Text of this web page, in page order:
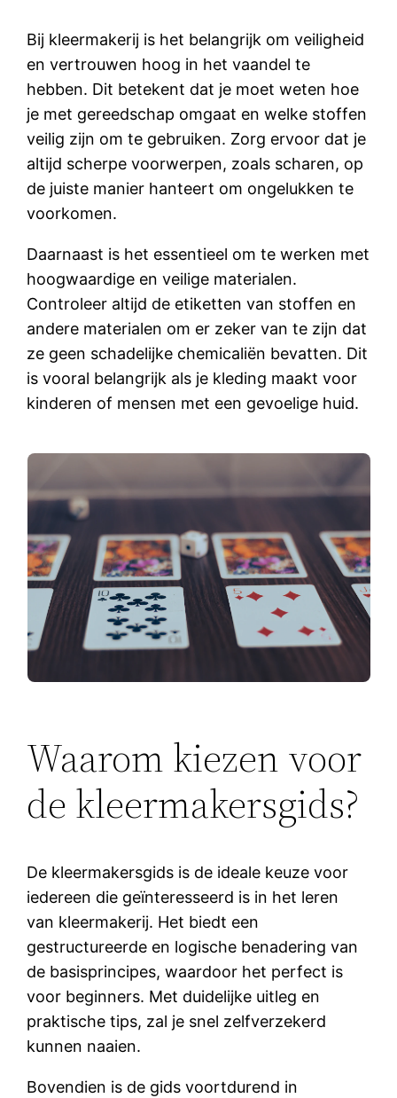
Bij kleermakerij is het belangrijk om veiligheid
en vertrouwen hoog in het vaandel te
hebben. Dit betekent dat je moet weten hoe
je met gereedschap omgaat en welke stoffen
veilig zijn om te gebruiken. Zorg ervoor dat je
altijd scherpe voorwerpen, zoals scharen, op
de juiste manier hanteert om ongelukken te
voorkomen.
Daarnaast is het essentieel om te werken met
hoogwaardige en veilige materialen.
Controleer altijd de etiketten van stoffen en
andere materialen om er zeker van te zijn dat
ze geen schadelijke chemicaliën bevatten. Dit
is vooral belangrijk als je kleding maakt voor
kinderen of mensen met een gevoelige huid.
Waarom kiezen voor
de kleermakersgids?
De kleermakersgids is de ideale keuze voor
iedereen die geïnteresseerd is in het leren
van kleermakerij. Het biedt een
gestructureerde en logische benadering van
de basisprincipes, waardoor het perfect is
voor beginners. Met duidelijke uitleg en
praktische tips, zal je snel zelfverzekerd
kunnen naaien.
Bovendien is de gids voortdurend in